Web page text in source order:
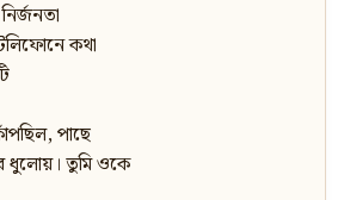
কথা
পাছে
ধুলোয়। তুমি ওকে